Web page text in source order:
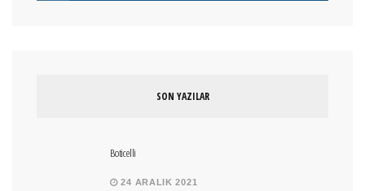
SON YAZILAR
Boticelli
24 ARALIK 2021